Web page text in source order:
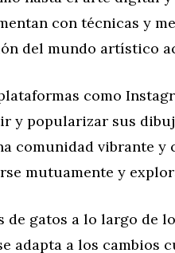
con técnicas y
del mundo artístico
como
y popularizar sus
comunidad vibrante y
mutuamente y
gatos a lo largo de
adapta a los cambios